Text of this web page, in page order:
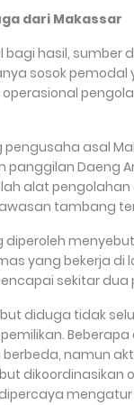
dari Makassar
bagi hasil, sumber
sosok pemodal
pengusaha asal
panggilan Daeng
alat
tambang
diperoleh
yang bekerja di
sekitar dua
diduga tidak
Beberapa
namun
dikoordinasikan